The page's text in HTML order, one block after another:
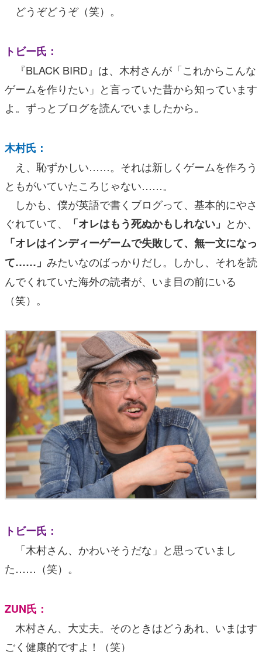
どうぞどうぞ（笑）。
トビー氏：
『BLACK BIRD』は、木村さんが「これからこんな
ゲームを作りたい」と言っていた昔から知っています
よ。ずっとブログを読んでいましたから。
木村氏：
え、恥ずかしい……。それは新しくゲームを作ろう
ともがいていたころじゃない……。
しかも、僕が英語で書くブログって、基本的にやさ
ぐれていて、
「オレはもう死ぬかもしれない」 とか、
「オレはインディーゲームで失敗して、無一文になっ
て……」 みたいなのばっかりだし。しかし、それを読
んでくれていた海外の読者が、いま目の前にいる
（笑）。
トビー氏：
「木村さん、かわいそうだな」と思っていまし
た……（笑）。
ZUN氏：
木村さん、大丈夫。そのときはどうあれ、いまはす
ごく健康的ですよ！（笑）